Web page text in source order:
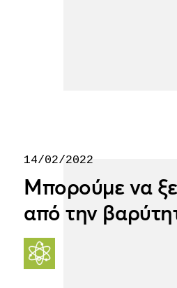
14/02/2022
Μπορούμε να
από την